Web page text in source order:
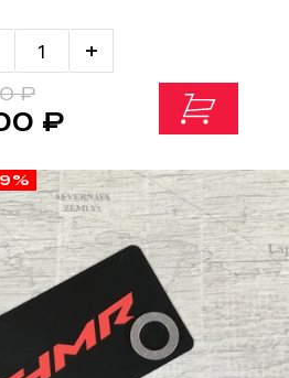
+
₽
₽